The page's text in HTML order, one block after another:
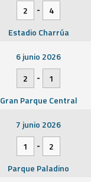
2
-
4
Estadio Charrúa
6 junio 2026
2
-
1
Gran Parque Central
7 junio 2026
1
-
2
Parque Paladino